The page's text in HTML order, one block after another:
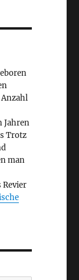
Jahren
Trotz
man
Revier